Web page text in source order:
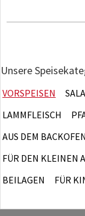
Unsere
VORSPEISEN
LAMMFLEISCH
AUS DEM BACKOFEN
FÜR DEN KLEINEN
BEILAGEN
FÜR